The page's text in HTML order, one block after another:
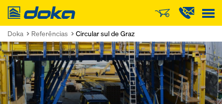
Doka
Doka Referências Circular sul de Graz